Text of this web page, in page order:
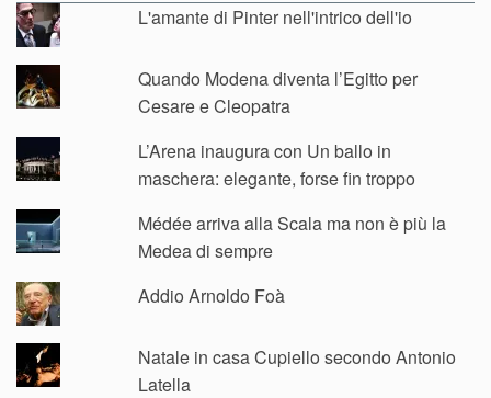
L'amante di Pinter nell'intrico dell'io
Quando Modena diventa l’Egitto per
Cesare e Cleopatra
L’Arena inaugura con Un ballo in
maschera: elegante, forse fin troppo
Médée arriva alla Scala ma non è più la
Medea di sempre
Addio Arnoldo Foà
Natale in casa Cupiello secondo Antonio
Latella